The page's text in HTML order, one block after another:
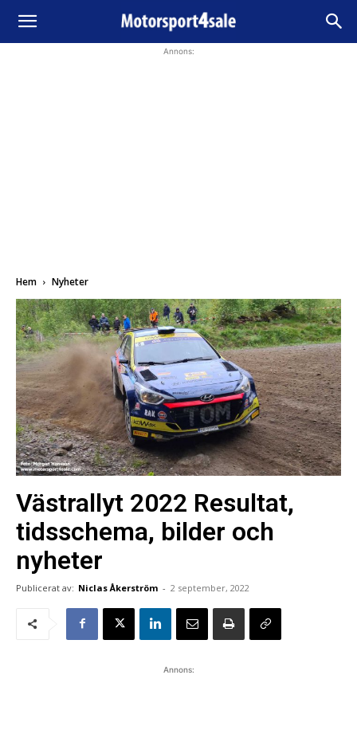
Annons:
Hem Nyheter
Västrallyt 2022 Resultat,
tidsschema, bilder och
nyheter
Publicerat av: Niclas Åkerström - 2 september, 2022
Annons: